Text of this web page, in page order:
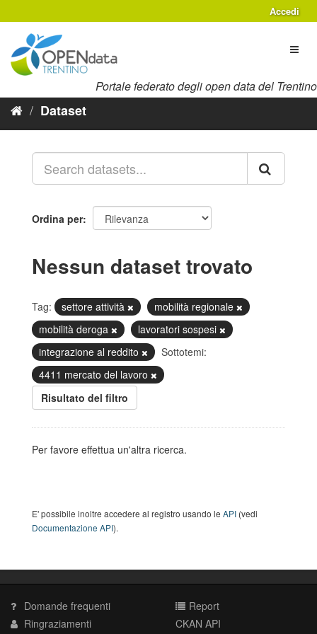
al
contenuto
Accedi
Portale federato degli open data del Trentino
Dataset
Ordina per
Nessun dataset trovato
Tag: settore attività
mobilità regionale
mobilità deroga
lavoratori sospesi
integrazione al reddito
Sottotemi:
4411 mercato del lavoro
Risultato del filtro
Per favore effettua un'altra ricerca.
E' possibile inoltre accedere al registro usando le API (vedi
Documentazione API).
Domande frequenti
Ringraziamenti
Report
CKAN API